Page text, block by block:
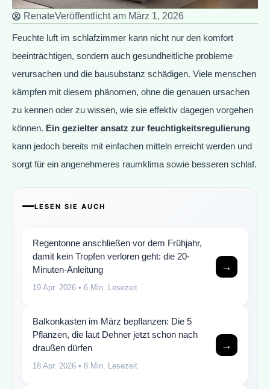
RenateVeröffentlicht am März 1, 2026
Feuchte luft im schlafzimmer kann nicht nur den komfort
beeinträchtigen, sondern auch gesundheitliche probleme
verursachen und die bausubstanz schädigen. Viele menschen
kämpfen mit diesem phänomen, ohne die genauen ursachen
zu kennen oder zu wissen, wie sie effektiv dagegen vorgehen
können. Ein gezielter ansatz zur feuchtigkeitsregulierung
kann jedoch bereits mit einfachen mitteln erreicht werden und
sorgt für ein angenehmeres raumklima sowie besseren schlaf.
LESEN SIE AUCH
Regentonne anschließen vor dem Frühjahr,
damit kein Tropfen verloren geht: die 20-
Minuten-Anleitung
19 Apr. 2026 • 6 Min. Lesezeit
→
Balkonkasten im März bepflanzen: Die 5
Pflanzen, die laut Dehner jetzt schon nach
draußen dürfen
18 Apr. 2026 • 8 Min. Lesezeit
→